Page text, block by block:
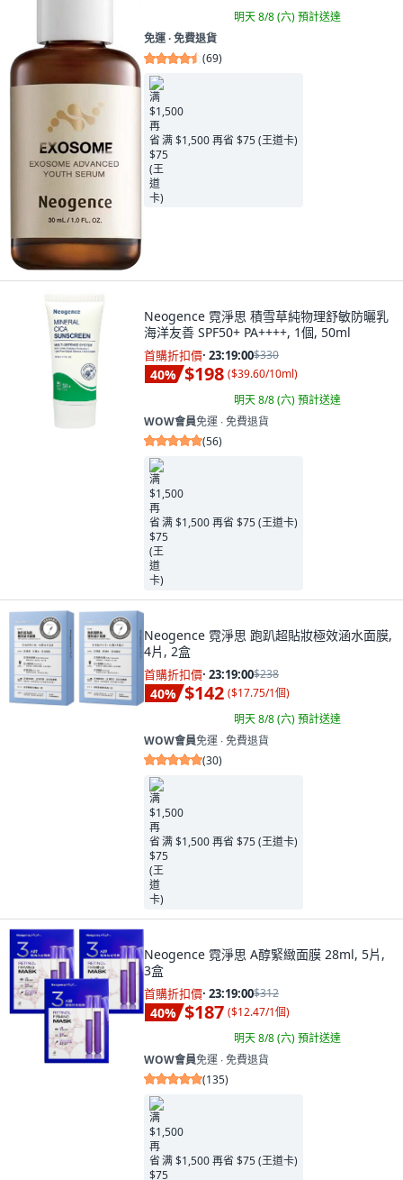
明天 8/8 (六)預計送達
免運 ∙ 免費退貨
(69)
满 $1,500 再省 $75 (王道卡)
Neogence 霓淨思 積雪草純物理舒敏防曬乳
海洋友善 SPF50+ PA++++, 1個, 50ml
首購折扣價· 23:18:58$330
40% $198 ($39.60/10ml)
明天 8/8 (六)預計送達
WOW會員免運 ∙ 免費退貨
(56)
满 $1,500 再省 $75 (王道卡)
Neogence 霓淨思 跑趴超貼妝極效涵水面膜,
4片, 2盒
首購折扣價· 23:18:58$238
40% $142 ($17.75/1個)
明天 8/8 (六)預計送達
WOW會員免運 ∙ 免費退貨
(30)
满 $1,500 再省 $75 (王道卡)
Neogence 霓淨思 A醇緊緻面膜 28ml, 5片,
3盒
首購折扣價· 23:18:58$312
40% $187 ($12.47/1個)
明天 8/8 (六)預計送達
WOW會員免運 ∙ 免費退貨
(135)
满 $1,500 再省 $75 (王道卡)